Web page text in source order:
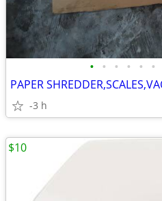
• • • • • •
PAPER
-3 h
$10